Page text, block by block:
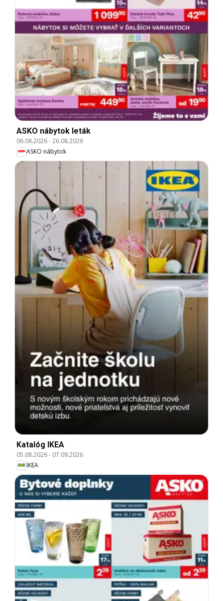
ASKO nábytok leták
06.08.2026-26.08.2026
ASKO nábytok
Katalóg IKEA
05.08.2026- 07.09.2026
IKEA